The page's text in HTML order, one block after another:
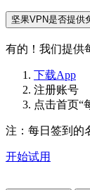
坚果VPN是否提供
有的！我们提供
下载App
注册账号
点击首页“
注：每日签到的
开始试用